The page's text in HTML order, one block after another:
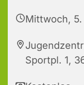
Mittwoch, 5.
Sportpl. 1,